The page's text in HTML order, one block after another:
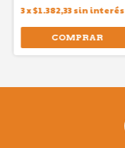
3x$1.382,33sin interés
COMPRAR